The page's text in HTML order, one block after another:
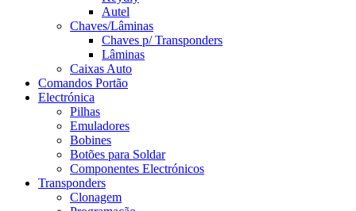
Autel
Chaves/Lâminas
Chaves p/ Transponders
Lâminas
Caixas Auto
Comandos Portão
Electrónica
Pilhas
Emuladores
Bobines
Botões para Soldar
Componentes Electrónicos
Transponders
Clonagem